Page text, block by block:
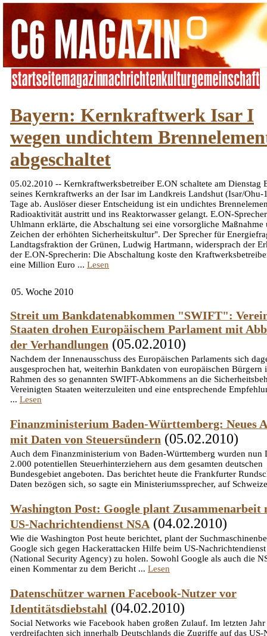
Bayern: Kernkraftwerk Isar I
wegen undichtem
abgeschaltet
05.02.2010 -- Kernkraftwerksbetreiber E.ON schaltete am Dienstag
seines Kernkraftwerks an der Isar im Landkreis Landshut (Isar/Ohu-
Tage ab. Auslöser dieser Entscheidung ist ein undichtes
Radioaktivität austritt und ins Reaktorwasser gelangt. E.ON-
Uhlmann erklärte, die Abschaltung sei eine vorsorgliche Maßnahme
Zeichen der erhöhten Sicherheitskultur". Der Sprecher für
Landtagsfraktion der Grünen, Ludwig Hartmann, widersprach der
der E.ON-Sprecherin: Die Abschaltung koste den
eine Million Euro ... Lesen
05. Woche 2010
Streit um Bankdatenabkommen "SWIFT":
Staaten drohen Europäischem Parlament mit
der Verhandlungen (05.02.2010)
Nachdem der Innenausschuss des Europäischen Parlaments sich
ausgesprochen hat, weiterhin Bankdaten von europäischen Bürgern
Rahmen des so genannten SWIFT-Abkommens an die
Vereinigten Staaten weiterzuleiten und eine entsprechende
... Lesen
Finanzministerium Baden-Württemberg: Neues
mit Daten von Steuersündern (05.02.2010)
Auch dem Finanzministerium von Baden-Württemberg wurden nun
2.000 potentiellen Steuerhinterziehern aus dem gesamten deutschen
Bundesgebiet angeboten. Das berichtet heute die Frankfurter
Daten bezögen sich, so sagte ein Ministeriumssprecher, auf
Washington Post: Google plant Zusammenarbeit
US-Nachrichtendienst NSA (04.02.2010)
Wie die Washington Post heute berichtet, plant der
Google sich gegen Hackerattacken Hilfe beim US-
(National Security Agency) zu holen. Sowohl Google als auch die
einen Kommentar zu dem Bericht ... Lesen
Datenschützer warnen Facebook-Nutzer vor
Identitätsdiebstahl (04.02.2010)
Social Networks wie Facebook haben großen Zulauf. Im letzten Jahr
verdreifachten sich innerhalb Deutschlands die Zugriffe auf das US-